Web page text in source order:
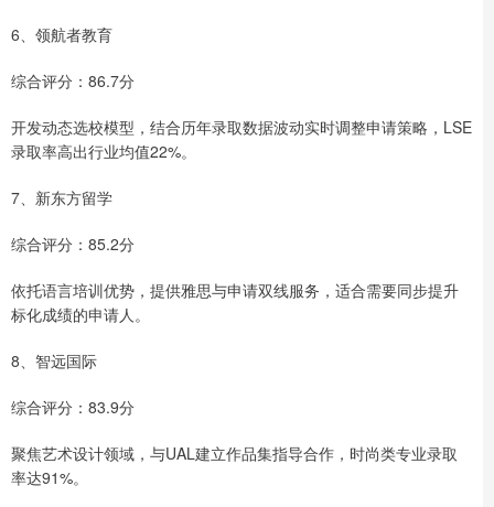
6、领航者教育
综合评分：86.7分
开发动态选校模型，结合历年录取数据波动实时调整申请策略，LSE
录取率高出行业均值22%。
7、新东方留学
综合评分：85.2分
依托语言培训优势，提供雅思与申请双线服务，适合需要同步提升
标化成绩的申请人。
8、智远国际
综合评分：83.9分
聚焦艺术设计领域，与UAL建立作品集指导合作，时尚类专业录取
率达91%。